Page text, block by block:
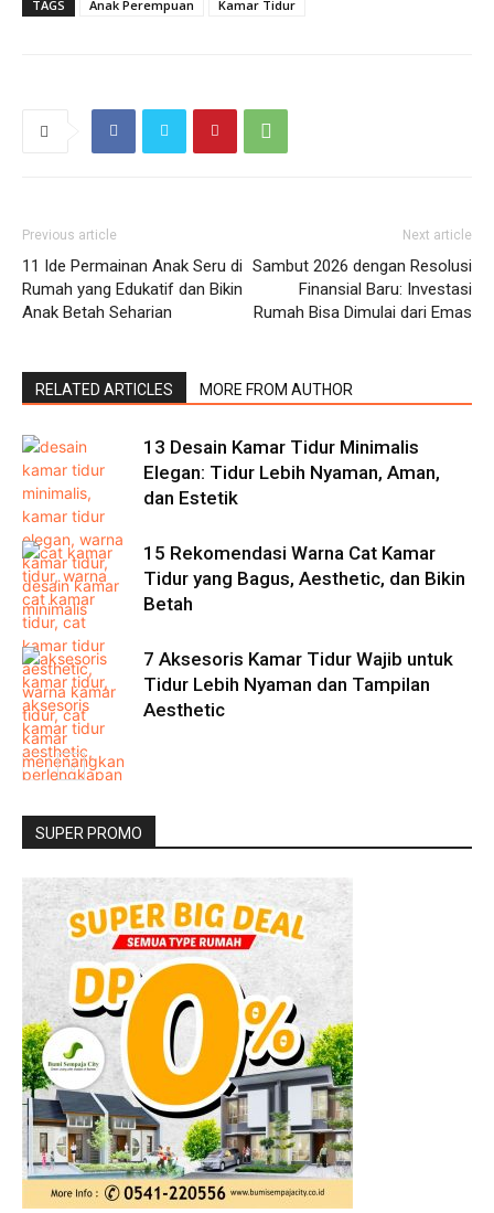
TAGS Anak Perempuan Kamar Tidur
Previous article
11 Ide Permainan Anak Seru di
Rumah yang Edukatif dan Bikin
Anak Betah Seharian
Next article
Sambut 2026 dengan Resolusi
Finansial Baru: Investasi
Rumah Bisa Dimulai dari Emas
RELATED ARTICLES MORE FROM AUTHOR
13 Desain Kamar Tidur Minimalis
Elegan: Tidur Lebih Nyaman, Aman,
dan Estetik
15 Rekomendasi Warna Cat Kamar
Tidur yang Bagus, Aesthetic, dan Bikin
Betah
7 Aksesoris Kamar Tidur Wajib untuk
Tidur Lebih Nyaman dan Tampilan
Aesthetic
SUPER PROMO